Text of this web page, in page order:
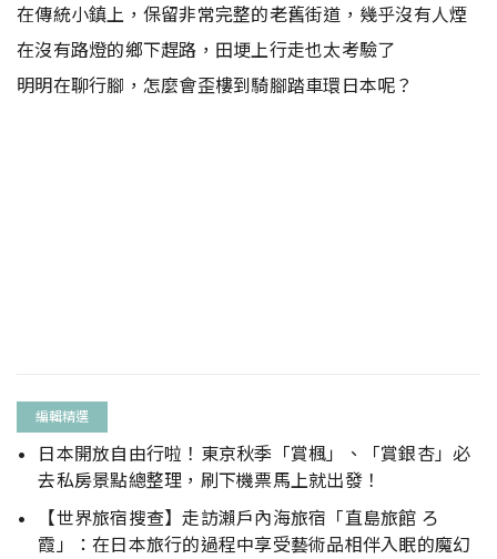
在傳統小鎮上，保留非常完整的老舊街道，幾乎沒有人煙
在沒有路燈的鄉下趕路，田埂上行走也太考驗了
明明在聊行腳，怎麼會歪樓到騎腳踏車環日本呢？
編輯精選
日本開放自由行啦！東京秋季「賞楓」、「賞銀杏」必
去私房景點總整理，刷下機票馬上就出發！
【世界旅宿搜查】走訪瀨戶內海旅宿「直島旅館 ろ
霞」：在日本旅行的過程中享受藝術品相伴入眠的魔幻